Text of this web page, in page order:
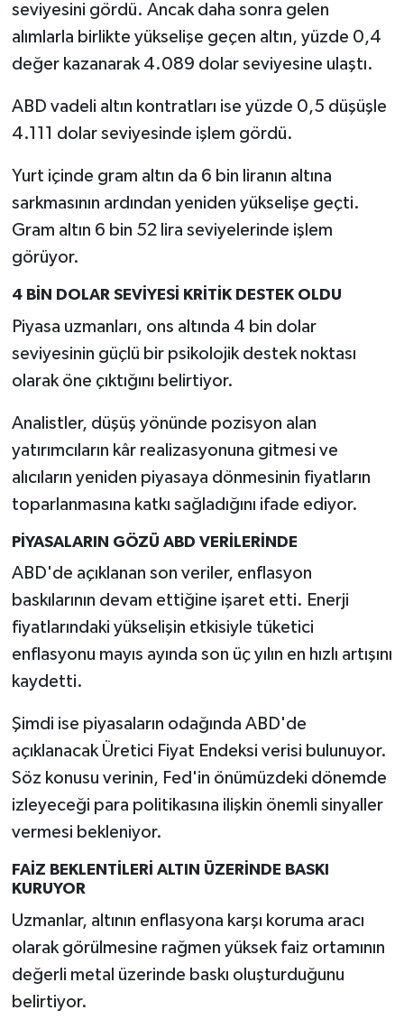
seviyesini gördü. Ancak daha sonra gelen
alımlarla birlikte yükselişe geçen altın, yüzde 0,4
değer kazanarak 4.089 dolar seviyesine ulaştı.
ABD vadeli altın kontratları ise yüzde 0,5 düşüşle
4.111 dolar seviyesinde işlem gördü.
Yurt içinde gram altın da 6 bin liranın altına
sarkmasının ardından yeniden yükselişe geçti.
Gram altın 6 bin 52 lira seviyelerinde işlem
görüyor.
4 BİN DOLAR SEVİYESİ KRİTİK DESTEK OLDU
Piyasa uzmanları, ons altında 4 bin dolar
seviyesinin güçlü bir psikolojik destek noktası
olarak öne çıktığını belirtiyor.
Analistler, düşüş yönünde pozisyon alan
yatırımcıların kâr realizasyonuna gitmesi ve
alıcıların yeniden piyasaya dönmesinin fiyatların
toparlanmasına katkı sağladığını ifade ediyor.
PİYASALARIN GÖZÜ ABD VERİLERİNDE
ABD'de açıklanan son veriler, enflasyon
baskılarının devam ettiğine işaret etti. Enerji
fiyatlarındaki yükselişin etkisiyle tüketici
enflasyonu mayıs ayında son üç yılın en hızlı artışını
kaydetti.
Şimdi ise piyasaların odağında ABD'de
açıklanacak Üretici Fiyat Endeksi verisi bulunuyor.
Söz konusu verinin, Fed'in önümüzdeki dönemde
izleyeceği para politikasına ilişkin önemli sinyaller
vermesi bekleniyor.
FAİZ BEKLENTİLERİ ALTIN ÜZERİNDE BASKI
KURUYOR
Uzmanlar, altının enflasyona karşı koruma aracı
olarak görülmesine rağmen yüksek faiz ortamının
değerli metal üzerinde baskı oluşturduğunu
belirtiyor.